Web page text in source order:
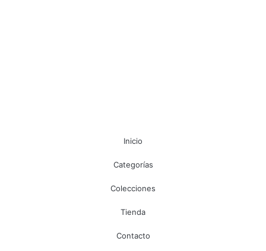
Inicio
Categorías
Colecciones
Tienda
Contacto